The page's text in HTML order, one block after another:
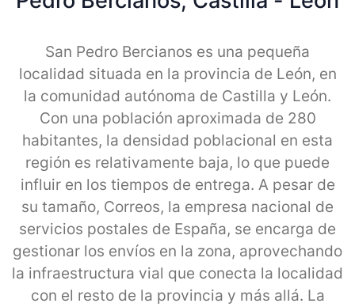
San Pedro Bercianos es una pequeña
localidad situada en la provincia de León, en
la comunidad autónoma de Castilla y León.
Con una población aproximada de 280
habitantes, la densidad poblacional en esta
región es relativamente baja, lo que puede
influir en los tiempos de entrega. A pesar de
su tamaño, Correos, la empresa nacional de
servicios postales de España, se encarga de
gestionar los envíos en la zona, aprovechando
la infraestructura vial que conecta la localidad
con el resto de la provincia y más allá. La